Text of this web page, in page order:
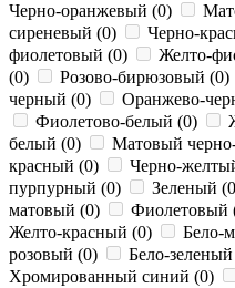
Черно-оранжевый (0)
сиреневый (0) Черно-
фиолетовый (0) Желто-
(0) Розово-бирюзовый (0)
черный (0) Оранжево-
Фиолетово-белый (0)
белый (0) Матовый
красный (0) Черно-
пурпурный (0) Зеленый (0
матовый (0) Фиолетовый
Желто-красный (0) Бело-
розовый (0) Бело-
Хромированный синий (0)